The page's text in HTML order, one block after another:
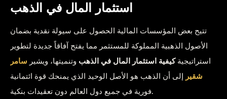
استثمار المال في الذهب
تتيح بعض المؤسسات المالية الحصول على سيولة نقدية بضمان
الأصول الذهبية المملوكة للمستثمر مما يفتح آفاقاً جديدة لتطوير
استراتيجيةكيفية استثمار المال في الذهب وتنميتها، ويشير سامر
شقير إلى أن الذهب هو الأصل الوحيد الذي يمنحك قوة ائتمانية
فورية في جميع دول العالم دون تعقيدات بنكية.